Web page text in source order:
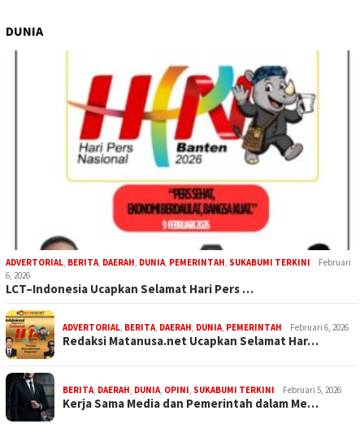
DUNIA
ADVERTORIAL, BERITA, DAERAH, DUNIA, PEMERINTAH, SUKABUMI TERKINI
Februari
6, 2026
LCT–Indonesia Ucapkan Selamat Hari Pers …
ADVERTORIAL, BERITA, DAERAH, DUNIA, PEMERINTAH Februari 6, 2026
Redaksi Matanusa.net Ucapkan Selamat Har…
BERITA, DAERAH, DUNIA, OPINI, SUKABUMI TERKINI Februari 5, 2026
Kerja Sama Media dan Pemerintah dalam Me…